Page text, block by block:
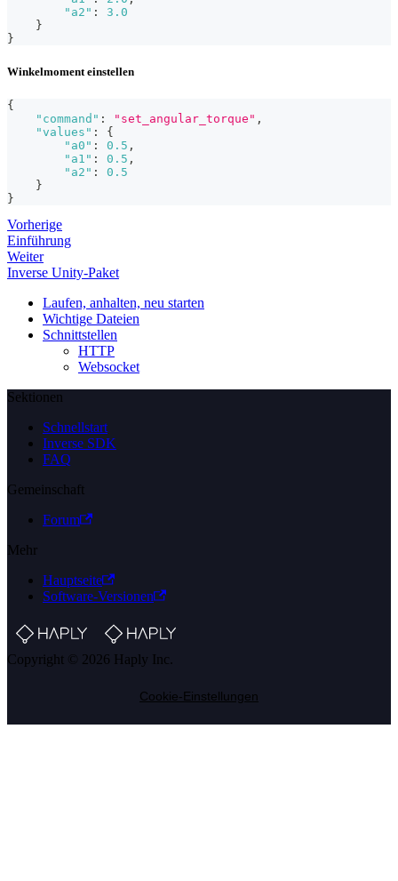
"a2" :
3.0
}
}
Winkelmoment einstellen
{
"command" : "set_angular_torque" ,
"values" :
{
"a0" : 0.5 ,
"a1" : 0.5 ,
"a2" :
0.5
}
}
Vorherige
Einführung
Weiter
Inverse Unity-Paket
Laufen, anhalten, neu starten
Wichtige Dateien
Schnittstellen
HTTP
Websocket
Sektionen
Schnellstart
Inverse SDK
FAQ
Gemeinschaft
Forum
Mehr
Hauptseite
Software-Versionen
Copyright © 2026 Haply Inc.
Cookie-Einstellungen